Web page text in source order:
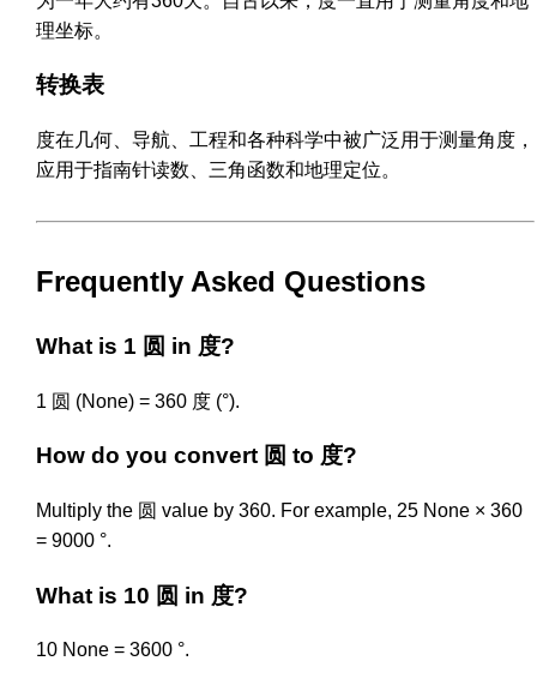
理坐标。
转换表
度在几何、导航、工程和各种科学中被广泛用于测量角度，
应用于指南针读数、三角函数和地理定位。
Frequently Asked Questions
What is 1 圆 in 度?
1 圆 (None) = 360 度 (°).
How do you convert 圆 to 度?
Multiply the 圆 value by 360. For example, 25 None × 360
= 9000 °.
What is 10 圆 in 度?
10 None = 3600 °.